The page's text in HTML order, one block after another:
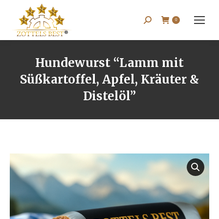
Search: 0
Hundewurst “Lamm mit
Süßkartoffel, Apfel, Kräuter &
Distelöl”